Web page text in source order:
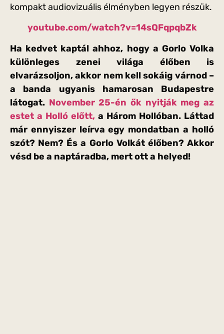
kompakt audiovizuális élményben legyen részük.
youtube.com/watch?v=14sQFqpqbZk
Ha kedvet kaptál ahhoz, hogy a Gorlo Volka
különleges zenei világa élőben is
elvarázsoljon, akkor nem kell sokáig várnod –
a banda ugyanis hamarosan Budapestre
látogat. November 25-én ők nyitják meg az
estet a Holló előtt, a Három Hollóban. Láttad
már ennyiszer leírva egy mondatban a holló
szót? Nem? És a Gorlo Volkát élőben? Akkor
vésd be a naptáradba, mert ott a helyed!